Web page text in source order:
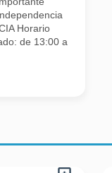
Horario
de 13:00 a